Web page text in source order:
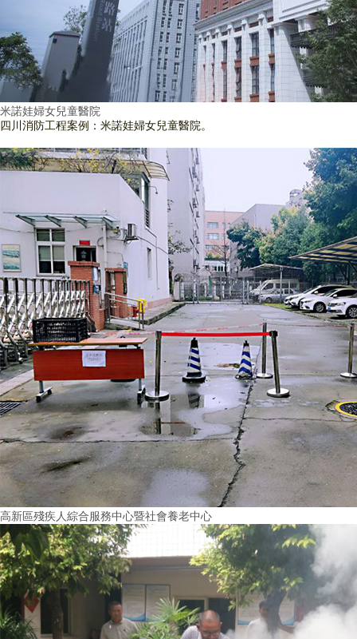
米諾娃婦女兒童醫院
四川消防工程案例：米諾娃婦女兒童醫院。
高新區殘疾人綜合服務中心暨社會養老中心